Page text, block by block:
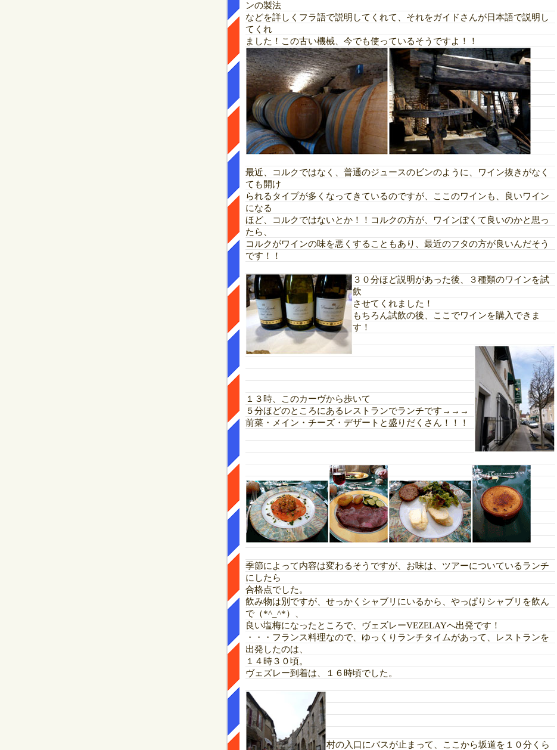
ンの製法
などを詳しくフラ語で説明してくれて、それをガイドさんが日本語で説明し
てくれ
ました！この古い機械、今でも使っているそうですよ！！
最近、コルクではなく、普通のジュースのビンのように、ワイン抜きがなく
ても開け
られるタイプが多くなってきているのですが、ここのワインも、良いワイン
になる
ほど、コルクではないとか！！コルクの方が、ワインぽくて良いのかと思っ
たら、
コルクがワインの味を悪くすることもあり、最近のフタの方が良いんだそう
です！！
３０分ほど説明があった後、３種類のワインを試
飲
させてくれました！
もちろん試飲の後、ここでワインを購入できま
す！
１３時、このカーヴから歩いて
５分ほどのところにあるレストランでランチです→→→
前菜・メイン・チーズ・デザートと盛りだくさん！！！
季節によって内容は変わるそうですが、お味は、ツアーについているランチ
にしたら
合格点でした。
飲み物は別ですが、せっかくシャブリにいるから、やっぱりシャブリを飲ん
で（*^_^*）、
良い塩梅になったところで、ヴェズレーVEZELAYへ出発です！
・・・フランス料理なので、ゆっくりランチタイムがあって、レストランを
出発したのは、
１４時３０頃。
ヴェズレー到着は、１６時頃でした。
村の入口にバスが止まって、ここから坂道を１０分くら